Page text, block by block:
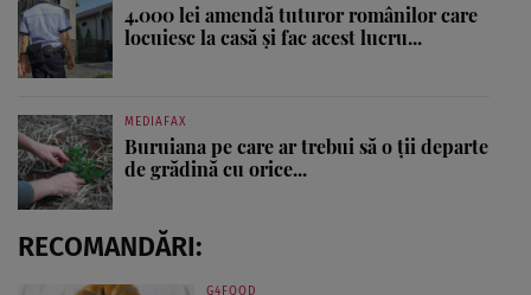
4.000 lei amendă tuturor românilor care
locuiesc la casă și fac acest lucru...
MEDIAFAX
Buruiana pe care ar trebui să o ții departe
de grădină cu orice...
RECOMANDĂRI:
G4FOOD